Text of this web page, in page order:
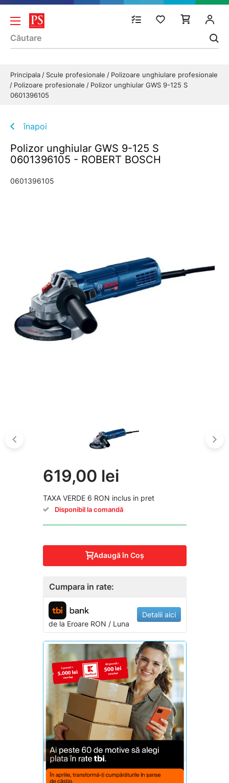
Principala Scule profesionale
Polizoare unghiulare profesionale
Polizoare profesionale
Polizor unghiular GWS 9-125 S
0601396105
înapoi
Polizor unghiular GWS 9-125 S
0601396105 - ROBERT BOSCH
0601396105
619,00 lei
TAXA VERDE 6 RON inclus in pret
Disponibil la comandă
Adaugă în Coş
Cumpara in rate:
de la EroareRON / Luna
Detalii aici